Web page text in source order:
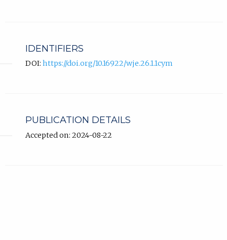
IDENTIFIERS
DOI: https://doi.org/10.16922/wje.26.1.1cym
PUBLICATION DETAILS
Accepted on: 2024-08-22